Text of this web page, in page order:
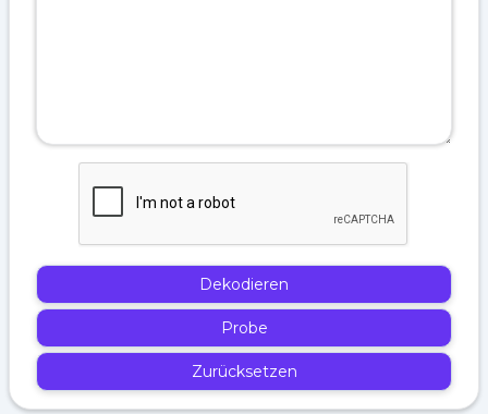
Dekodieren
Probe
Zurücksetzen